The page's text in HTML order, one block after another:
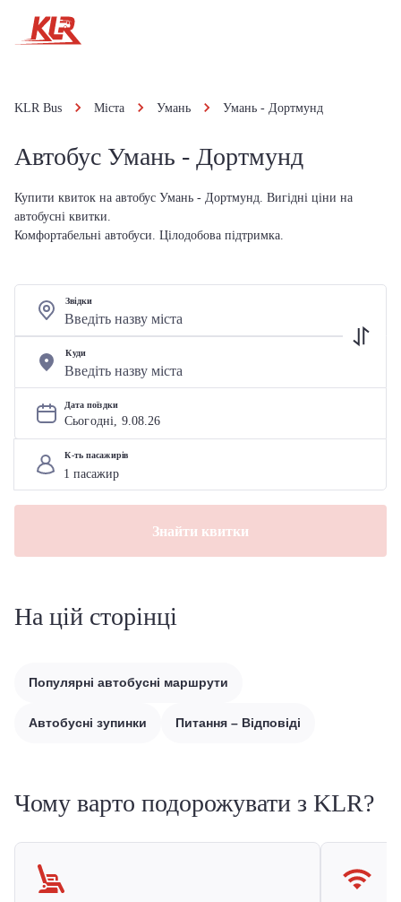
KLR Bus Міста Умань Умань - Дортмунд
Автобус Умань - Дортмунд
Купити квиток на автобус Умань - Дортмунд. Вигідні ціни на
автобусні квитки.
Комфортабельні автобуси. Цілодобова підтримка.
Звідки
Куди
Дата поїздки
Сьогодні, 9.08.26
К-ть пасажирів
Знайти квитки
На цій сторінці
Популярні автобусні маршрути
Автобусні зупинки Питання – Відповіді
Чому варто подорожувати з KLR?